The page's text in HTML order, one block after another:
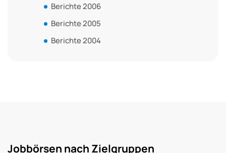
Berichte 2006
Berichte 2005
Berichte 2004
Jobbörsen nach Zielgruppen